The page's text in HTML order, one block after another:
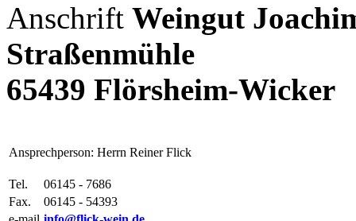
Anschrift Weingut
Straßenmühle
65439 Flörsheim-Wicker
Ansprechperson: Herrn Reiner Flick
Tel.
06145 - 7686
Fax.
06145 - 54393